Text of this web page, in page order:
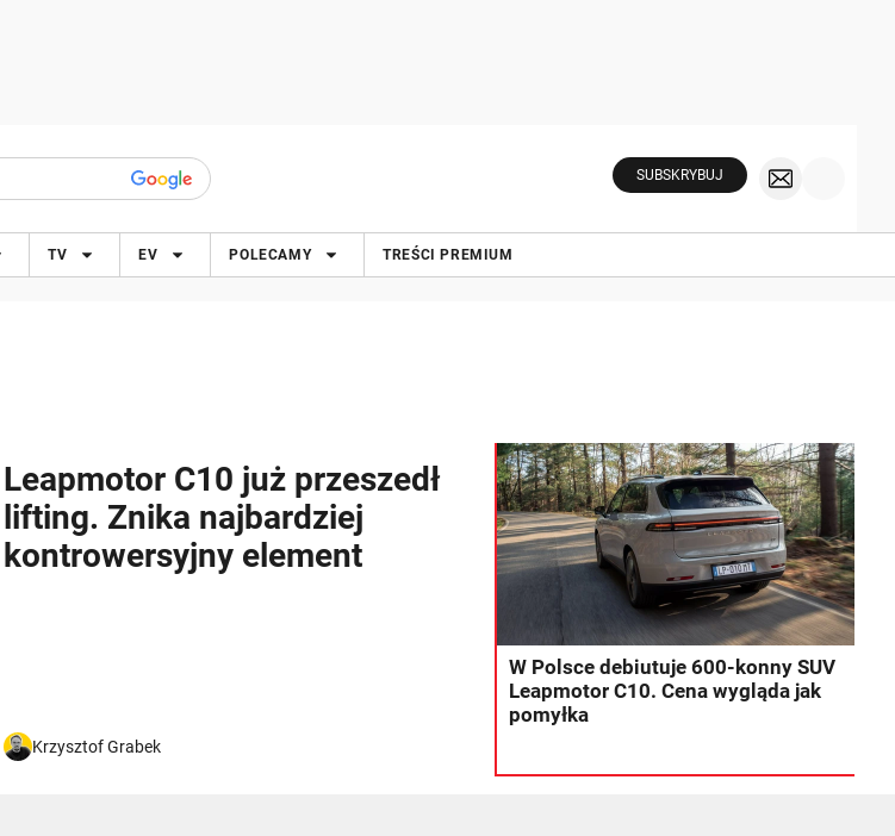
SUBSKRYBUJ
TV EV POLECAMY TREŚCI PREMIUM
Leapmotor C10 już przeszedł
lifting. Znika najbardziej
kontrowersyjny element
Krzysztof Grabek
W Polsce debiutuje 600-konny SUV
Leapmotor C10. Cena wygląda jak
pomyłka